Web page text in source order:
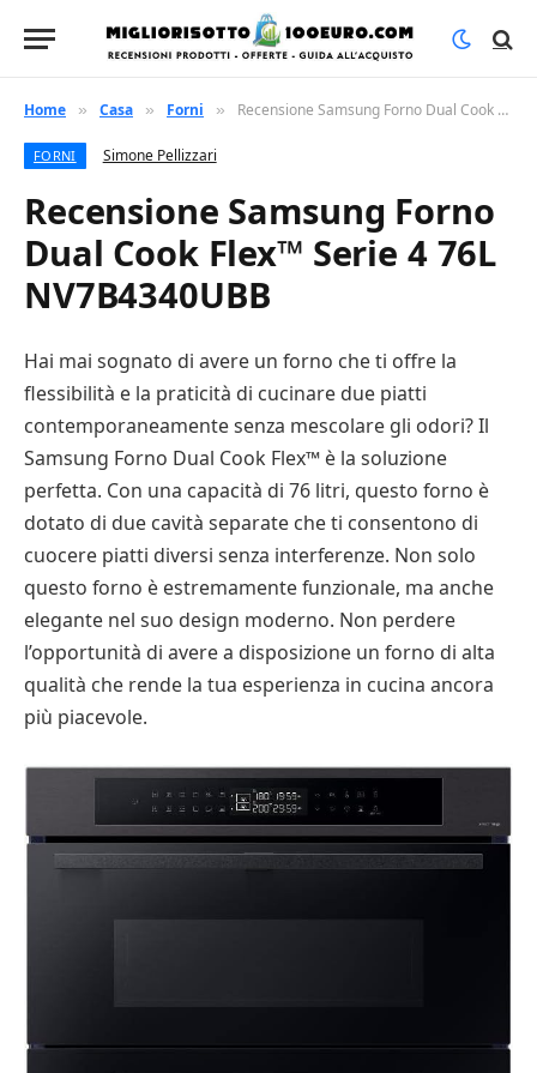
Home » Casa » Forni » Recensione Samsung Forno Dual Cook Flex™ Serie 4 76L NV7B4340UBB
FORNI Simone Pellizzari
Recensione Samsung Forno
Dual Cook Flex™ Serie 4 76L
NV7B4340UBB
Hai mai sognato di avere un forno che ti offre la
flessibilità e la praticità di cucinare due piatti
contemporaneamente senza mescolare gli odori? Il
Samsung Forno Dual Cook Flex™ è la soluzione
perfetta. Con una capacità di 76 litri, questo forno è
dotato di due cavità separate che ti consentono di
cuocere piatti diversi senza interferenze. Non solo
questo forno è estremamente funzionale, ma anche
elegante nel suo design moderno. Non perdere
l’opportunità di avere a disposizione un forno di alta
qualità che rende la tua esperienza in cucina ancora
più piacevole.